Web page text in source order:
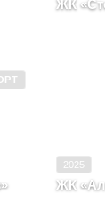
ЖК
2025
ЖК